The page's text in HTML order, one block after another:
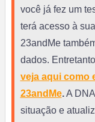
você já fez um
terá acesso à
23andMe
dados.
veja aqui como
23andMe.A
situação e